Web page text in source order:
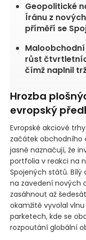
Geopolitické
Íránu z
příměří se
růst
čímž naplnil
Hrozba
evropský
Evropské akciové
začátek obchodního
jasně naznačují, že
portfolia v reakci na
Spojených států.
na zavedení nových
zasáhnout až
okamžitě vyvolal
parketech, kde se
rozpoutání globální